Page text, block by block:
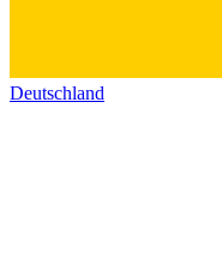
Deutschland